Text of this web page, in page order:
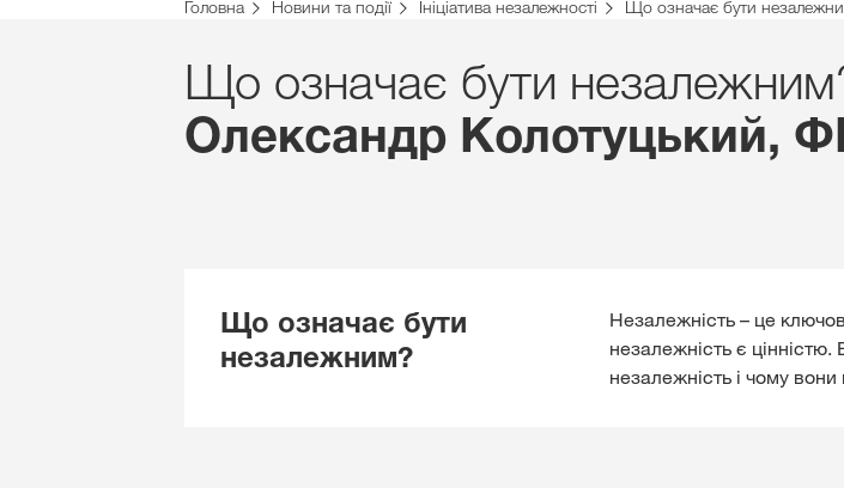
Головна Новини та події Ініціатива незалежності Що означає бути
Що означає бути
Олександр Колотуцький,
Що означає бути
незалежним?
Незалежність – це
незалежність є
незалежність і чому